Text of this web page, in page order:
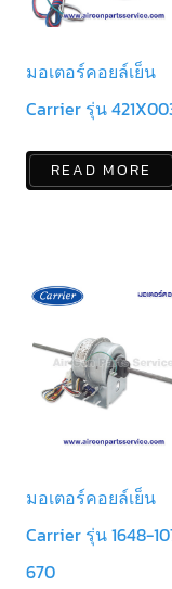
มอเตอร์คอยล์เย็น
Carrier รุ่น
READ MORE
มอเตอร์คอยล์เย็น
Carrier รุ่น 1648-
670